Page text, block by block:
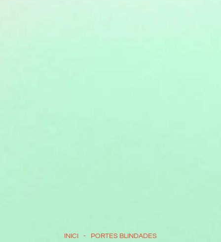
INICI - PORTES BLINDADES